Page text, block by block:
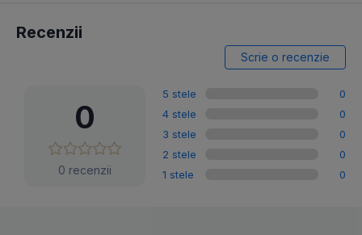
Recenzii
Scrie o recenzie
0
0 recenzii
5 stele
0
4 stele
0
3 stele
0
2 stele
0
1 stele
0